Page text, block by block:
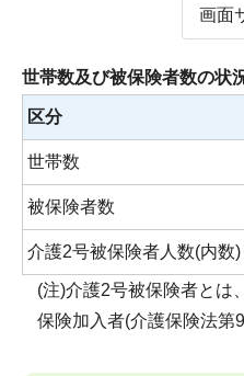
画面
世帯数及び被保険者数の状
区分
世帯数
被保険者数
介護2号被保険者人数(内数)
(注)介護2号被保険者とは
保険加入者(介護保険法第